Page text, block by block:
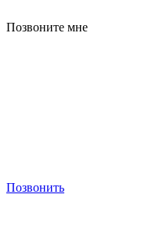
Позвоните мне
Позвонить